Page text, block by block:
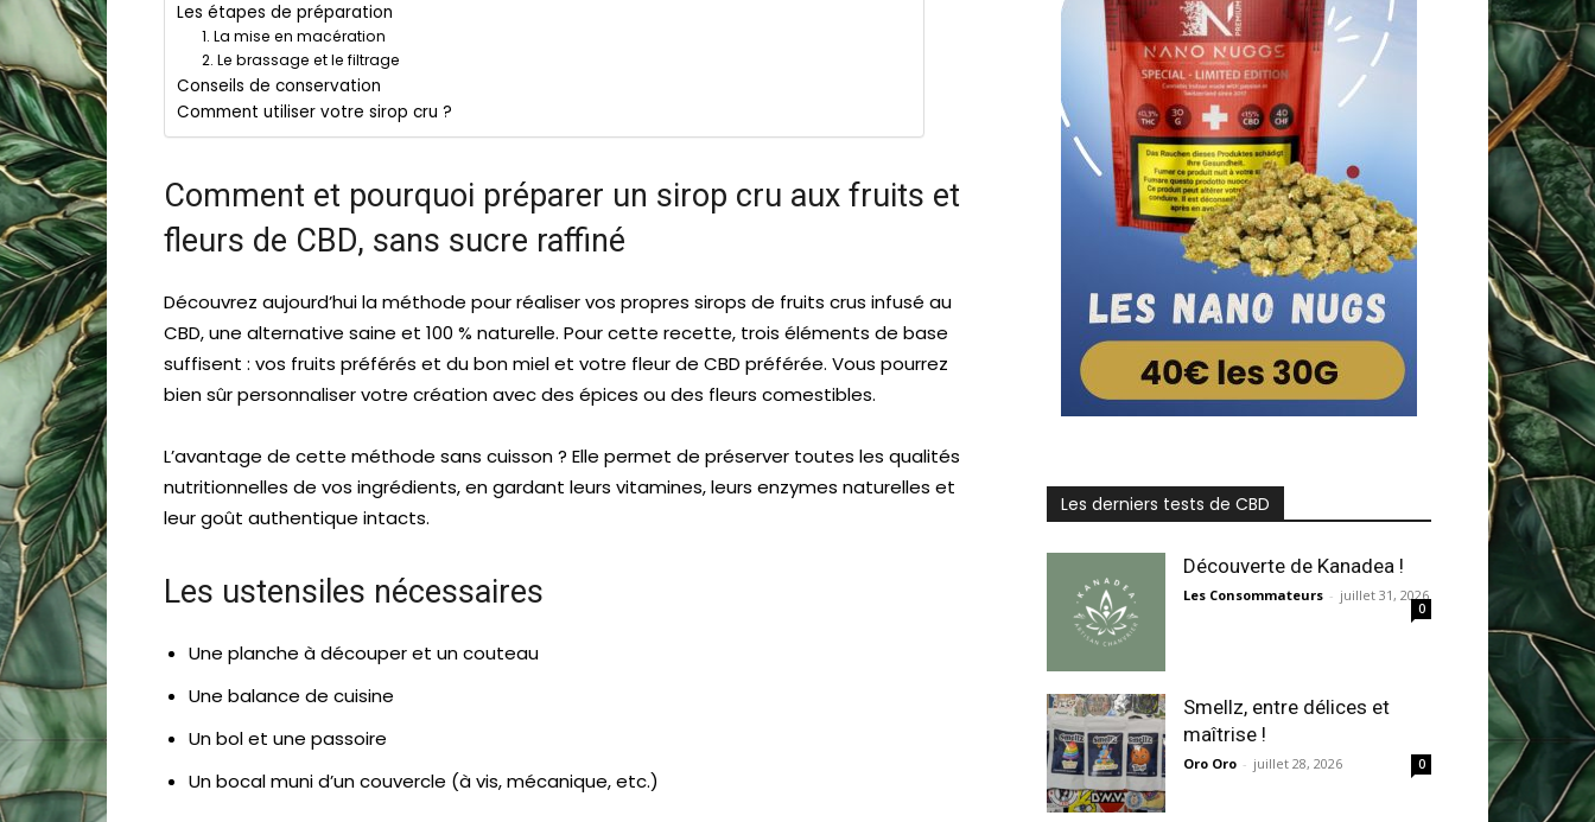
Les étapes de préparation
1. La mise en macération
2. Le brassage et le filtrage
Conseils de conservation
Comment utiliser votre sirop cru ?
Comment et pourquoi préparer un sirop cru aux fruits et
fleurs de CBD, sans sucre raffiné
Découvrez aujourd’hui la méthode pour réaliser vos propres sirops de fruits crus infusé au
CBD, une alternative saine et 100 % naturelle. Pour cette recette, trois éléments de base
suffisent : vos fruits préférés et du bon miel et votre fleur de CBD préférée. Vous pourrez
bien sûr personnaliser votre création avec des épices ou des fleurs comestibles.
L’avantage de cette méthode sans cuisson ? Elle permet de préserver toutes les qualités
nutritionnelles de vos ingrédients, en gardant leurs vitamines, leurs enzymes naturelles et
leur goût authentique intacts.
Les ustensiles nécessaires
Une planche à découper et un couteau
Une balance de cuisine
Un bol et une passoire
Un bocal muni d’un couvercle (à vis, mécanique, etc.)
Les derniers tests de CBD
Découverte de Kanadea !
Les Consommateurs - juillet 31, 2026
0
Smellz, entre délices et
maîtrise !
Oro Oro - juillet 28, 2026 0